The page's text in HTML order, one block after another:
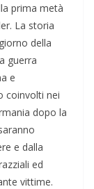
prima metà
La storia
della
guerra
e
coinvolti nei
dopo la
e dalla
ed
vittime.